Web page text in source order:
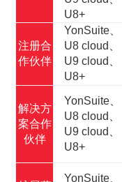
U8+
注册合
作伙伴
YonSuite、
U8 cloud、
U9 cloud、
U8+
解决方
案合作
伙伴
YonSuite、
U8 cloud、
U9 cloud、
U8+
YonSuite、